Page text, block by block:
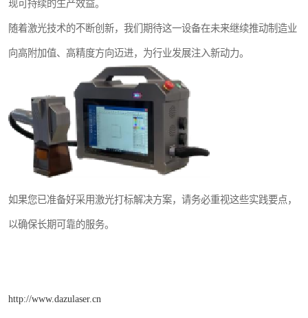
现可持续的生产效益。
随着激光技术的不断创新，我们期待这一设备在未来继续推动制造业
向高附加值、高精度方向迈进，为行业发展注入新动力。
如果您已准备好采用激光打标解决方案，请务必重视这些实践要点，
以确保长期可靠的服务。
http://www.dazulaser.cn